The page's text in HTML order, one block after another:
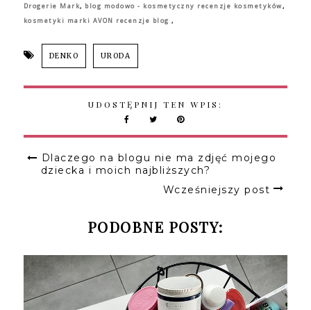
Drogerie Mark, blog modowo - kosmetyczny recenzje kosmetyków,
kosmetyki marki AVON recenzje blog ,
DENKO URODA
UDOSTĘPNIJ TEN WPIS:
Dlaczego na blogu nie ma zdjęć mojego
dziecka i moich najbliższych?
Wcześniejszy post
PODOBNE POSTY: